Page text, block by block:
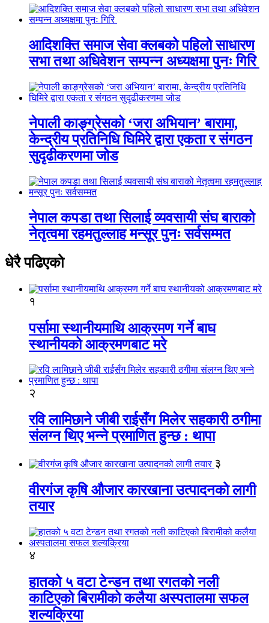
आदिशक्ति समाज सेवा क्लबको पहिलो साधारण
सभा तथा अधिवेशन सम्पन्न अध्यक्षमा पुनः गिरि
नेपाली काङ्ग्रेसको ‘जरा अभियान’ बारामा,
केन्द्रीय प्रतिनिधि घिमिरे द्वारा एकता र संगठन
सुदृढीकरणमा जोड
नेपाल कपडा तथा सिलाई व्यवसायी संघ बाराको
नेतृत्वमा रहमतुल्लाह मन्सूर पुनः सर्वसम्मत
धेरै पढिएको
१
पर्सामा स्थानीयमाथि आक्रमण गर्ने बाघ
स्थानीयको आक्रमणबाट मरे
२
रवि लामिछाने जीबी राईसँग मिलेर सहकारी ठगीमा
संलग्न थिए भन्ने प्रमाणित हुन्छ : थापा
३
वीरगंज कृषि औजार कारखाना उत्पादनको लागी
तयार
४
हातको ५ वटा टेन्डन तथा रगतको नली
काटिएको बिरामीको कलैया अस्पतालमा सफल
शल्यक्रिया